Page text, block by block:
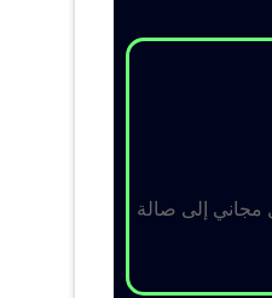
مجاني إلى صالة